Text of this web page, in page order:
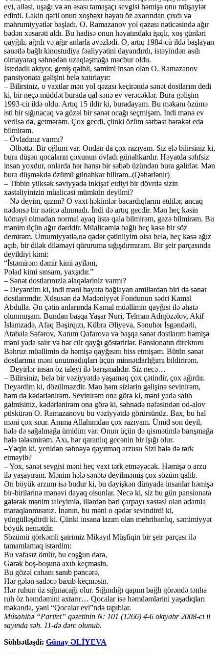
evi, ailəsi, uşağı və ən əsası tamaşaçı sevgisi həmişə onu müşayiət
edirdi. Lakin qəfil onun xoşbəxt həyatı öz axarından çıxdı və
məhrumiyyətlər başladı. O. Ramazanov yol qəzası nəticəsində ağır
bədən xəsarəti aldı. Bu hadisə onun həyatındakı işıqlı, xoş günləri
qayğılı, ağrılı və ağır anlarla əvəzlədi. O, artıq 1984-cü ildə başlayan
sənətlə bağlı kinostudiya fəaliyyətini dayandırdı, istəyindən asılı
olmayaraq səhnədən uzaqlaşmağa məcbur oldu.
İstedadlı aktyor, geniş qəlbli, səmimi insan olan O. Ramazanov
pansiyonata gəlişini belə xatırlayır:
– Bilirsiniz, o vaxtlar mən yol qəzası keçirəndə sənət dostlarım dedi
ki, bir neçə müddət burada qal sənə ev verəcəklər. Bura gəlişim
1993-cü ildə oldu. Artıq 15 ildir ki, buradayam. Bu məkanı özümə
isti bir sığınacaq və gözəl bir sənət ocağı seçmişəm. İndi mənə ev
verilsə də, getmərəm. Çox gecdi, çünki özüm sərbəst hərəkət edə
bilmirəm.
– Övladınız varmı?
– Əlbəttə. Bir oğlum var. Ondan da çox razıyam. Siz elə bilirsiniz ki,
bura düşən qocaların çoxunun övladı günahkardır. Həyatda səhfsiz
insan yoxdur, onlarda hər hansı bir səbəb üzündən bura gəlirlər. Mən
bura düşməkdə özümü günahkar bilirəm..(Qəhərlənir)
– Tibbin yüksək səviyyədə inkişaf etdiyi bir dövrdə sizin
xəstəliyinizin müalicəsi mümkün deyilmi?
– Nə deyim, qızım? O vaxt həkimlər bacardıqlarını etdilər, ancaq
nədənsə bir nəticə alınmadı. İndi də artıq gecdir. Mən heç kəsin
köməyi olmadan normal ayaq üstə qala bilmirəm, gəzə bilmirəm. Bu
mənim üçün ağır dərddir. Müalicəmlə bağlı heç kəsə bir söz
demirəm. Ümumiyyətlə,nə qədər çətinliyim olsa belə, heç kəsə ağız
açıb, bir dilək diləməyi qüruruma sığışdırmıram. Bir şeir parçasında
deyildiyi kimi:
“İstəmirəm dəmir kimi əyiləm,
Polad kimi sınsam, yaxşıdır.”
– Sənət dostlarınızla əlaqələriniz varmı?
– Deyərdim ki, indi məni həyata bağlayan amillərdən biri də sənət
dostlarımdır. Xüsusən də Mədəniyyət Fondunun sədri Kamal
Abdulla. Ən çətin anlarımda Kamal müəllimin qayğısı ilə əhatə
olunmuşam. Bundan başqa Yaşar Nuri, Telman Adıgözəlov, Akif
İslamzadə, Afaq Bəşirqızı, Kübra Əliyeva, Sənubər İsgəndərli,
Atabala Səfərov, Xanım Qafarova və başqa sənət dostlarım həmişə
məni yada salır və hər cür qayğı göstərirlər. Pansionatın direktoru
Bəhruz müəllimin də həmişə qayğısını hiss etmişəm. Bütün sənət
dostlarıma məni unutmadıqları üçün minnətdarlığımı bildirirəm.
– Deyirlər insan öz taleyi ilə barışmalıdır. Siz necə…
– Bilirsiniz, belə bir vəziyyətdə yaşamaq çox çətindir, çox ağırdır.
Deyərdim ki, dözülməzdir. Mən həm sizlərin gəlişinə sevinirəm,
həm də kədərlənirəm. Sevinirəm ona görə ki, məni yada salıb
gəlmisiniz, kədərlənirəm ona görə ki, səhnədə nəfəsindən od-alov
püskürən O. Ramazanovu bu vəziyyətdə görürsünüz. Bax, bu hal
məni çox sıxır. Amma Allahımdan çox razıyam. Ümid son deyil,
hələ də sağalmağa ümidim var. Onun üçün də qismətimlə barışmağa
hələ tələsmirəm. Axı, hər qaranlıq gecənin bir işığı olur.
–Yəqin ki, yenidən səhnəyə qayıtmaq arzusu Sizi hələ də tərk
etməyib?
– Yox, sənət sevgisi məni heç vaxt tərk etməyəcək. Həmişə o arzu
ilə yaşayıram. Mənim hələ sənətə deyilməmiş çox sözüm qalıb.
Ən böyük arzum isə budur ki, bu dəyişkən dünyada insanlar həmişə
bir-birilərinə mənəvi dayaq olsunlar. Necə ki, siz bu gün pansionata
gələrək mənim taleyimlə, illərdən bəri çarpayı xəstəsi olan adamla
maraqlanmısınız. İnanın, bu məni o qədər sevindirdi ki,
yüngülləşdirdi ki. Çünki insana lazım olan mehribanlıq, səmimiyyət
böyük nemətdir.
Sözümü görkəmli şairimiz Mikayıl Müşfiqin bir şeir parçası ilə
tamamlamaq istərdim:
Bu vəfasız ömür, bu coşğun dərə,
Gərək boş-boşuna axıb keçməsin.
Bu gözəl cahanı sanıb pəncərə,
Hər gələn sadəcə baxıb keçməsin.
Hər ruhun öz sığınacağı olur. Sığındığı qapını bağlı görəndə tənha
ruh öz həmdəmini axtarır… Qocalar isə həmdəmlərini yaşadıqları
məkanda, yəni “Qocalar evi”ndə tapıblar.
Müsahibə “Paritet” qəzetinin N: 101 (1266) 4-6 oktyabr 2008-ci il
sayında səh. 11-də dərc olunub.
Söhbətləşdi: Günay ƏLİYEVA